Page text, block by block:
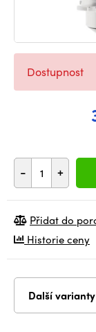
- +
Dostupnost
Přidat do
Historie ceny